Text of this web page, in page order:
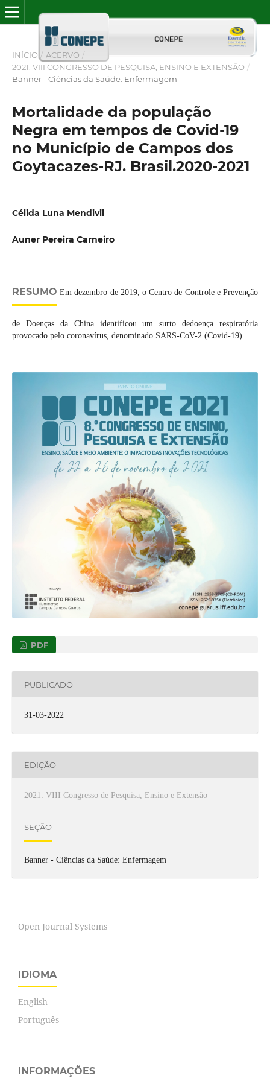
INÍCIO / ACERVO /
2021: VIII CONGRESSO DE PESQUISA, ENSINO E EXTENSÃO /
Banner - Ciências da Saúde: Enfermagem
Mortalidade da população
Negra em tempos de Covid-19
no Município de Campos dos
Goytacazes-RJ. Brasil.2020-2021
Célida Luna Mendivil
Auner Pereira Carneiro
RESUMO Em dezembro de 2019, o Centro de Controle e Prevenção
de Doenças da China identificou um surto dedoença respiratória
provocado pelo coronavírus, denominado SARS-CoV-2 (Covid-19).
PDF
PUBLICADO
31-03-2022
EDIÇÃO
2021: VIII Congresso de Pesquisa, Ensino e Extensão
SEÇÃO
Banner - Ciências da Saúde: Enfermagem
Open Journal Systems
IDIOMA
English
Português
INFORMAÇÕES